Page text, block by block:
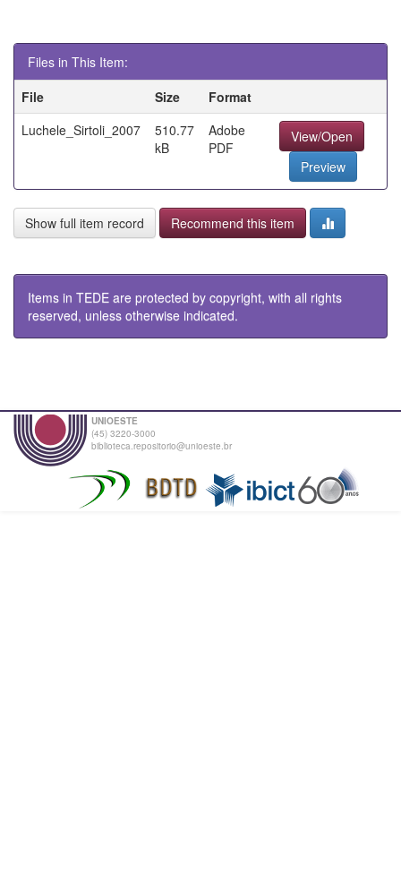
Files in This Item:
File
Size
Format
Luchele_Sirtoli_2007
510.77
kB
Adobe
PDF
View/Open
Preview
Show full item record Recommend this item
Items in TEDE are protected by copyright, with all rights
reserved, unless otherwise indicated.
UNIOESTE
(45) 3220-3000
biblioteca.repositorio@unioeste.br